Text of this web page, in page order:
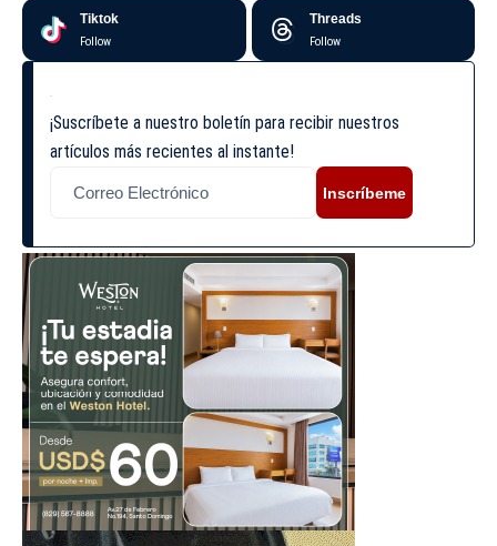
Tiktok
Follow
Threads
Follow
¡Suscríbete a nuestro boletín para recibir nuestros
artículos más recientes al instante!
Inscríbeme